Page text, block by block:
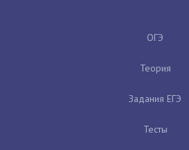
ОГЭ
Теория
Задания ЕГЭ
Тесты